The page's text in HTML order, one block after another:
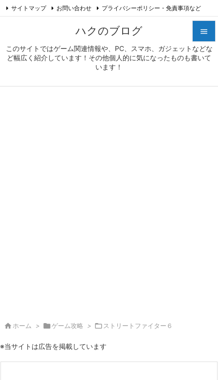
ハクのブログ
このサイトではゲーム関連情報や、PC、スマホ、ガジェットなどな
ど幅広く紹介しています！その他個人的に気になったものも書いて
います！


メニュ
サイド
サイトマップ お問い合わせ プライバシーポリシー・免責事項など
 ホーム > ゲーム攻略 >  ストリートファイター６
※当サイトは広告を掲載しています